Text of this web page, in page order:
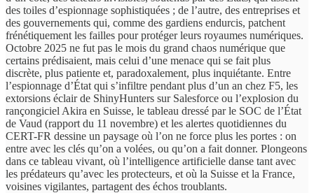
des toiles d’espionnage sophistiquées ; de l’autre, des entreprises et
des gouvernements qui, comme des gardiens endurcis, patchent
frénétiquement les failles pour protéger leurs royaumes numériques.
Octobre 2025 ne fut pas le mois du grand chaos numérique que
certains prédisaient, mais celui d’une menace qui se fait plus
discrète, plus patiente et, paradoxalement, plus inquiétante. Entre
l’espionnage d’État qui s’infiltre pendant plus d’un an chez F5, les
extorsions éclair de ShinyHunters sur Salesforce ou l’explosion du
rançongiciel Akira en Suisse, le tableau dressé par le SOC de l’État
de Vaud (rapport du 11 novembre) et les alertes quotidiennes du
CERT-FR dessine un paysage où l’on ne force plus les portes : on
entre avec les clés qu’on a volées, ou qu’on a fait donner. Plongeons
dans ce tableau vivant, où l’intelligence artificielle danse tant avec
les prédateurs qu’avec les protecteurs, et où la Suisse et la France,
voisines vigilantes, partagent des échos troublants.